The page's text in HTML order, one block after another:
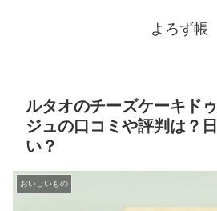
よろず帳
ルタオのチーズケーキド
ジュの口コミや評判は？
い？
おいしいもの